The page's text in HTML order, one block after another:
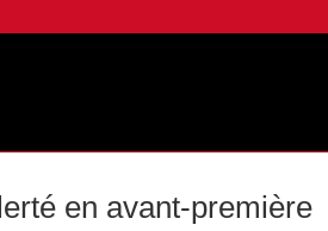
en avant-première